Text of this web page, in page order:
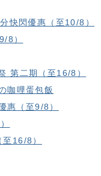
快閃優惠（至10/8）
8）
第二期（至16/8）
咖哩蛋包飯
惠（至9/8）
16/8）